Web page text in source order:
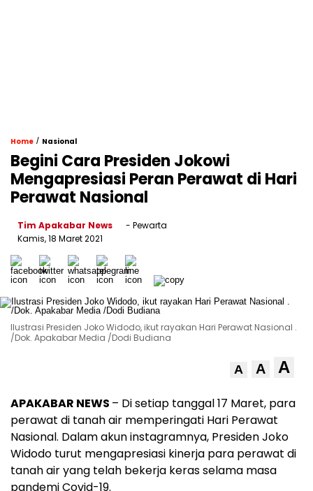
Home / Nasional
Begini Cara Presiden Jokowi
Mengapresiasi Peran Perawat di Hari
Perawat Nasional
Tim Apakabar News
- Pewarta
Kamis, 18 Maret 2021
Ilustrasi Presiden Joko Widodo, ikut rayakan Hari Perawat Nasional .
/Dok. Apakabar Media /Dodi Budiana
A A A
APAKABAR NEWS – Di setiap tanggal 17 Maret, para
perawat di tanah air memperingati Hari Perawat
Nasional. Dalam akun instagramnya, Presiden Joko
Widodo turut mengapresiasi kinerja para perawat di
tanah air yang telah bekerja keras selama masa
pandemi Covid-19.